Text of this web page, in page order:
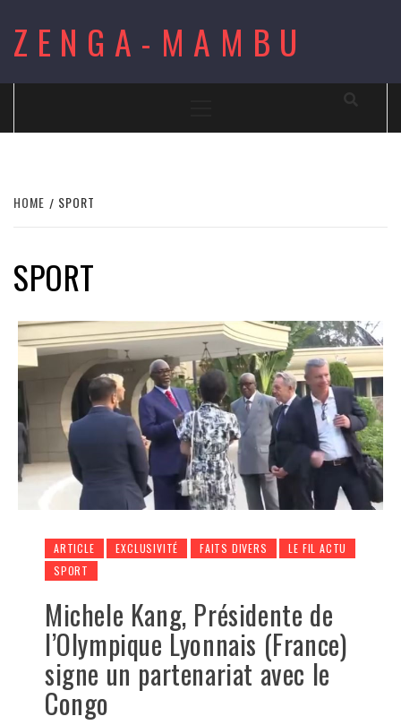
content
ZENGA-MAMBU
HOME SPORT
SPORT
ARTICLE EXCLUSIVITÉ FAITS DIVERS
LE FIL ACTU
SPORT
Michele Kang, Présidente de
l’Olympique Lyonnais (France)
signe un partenariat avec le
Congo